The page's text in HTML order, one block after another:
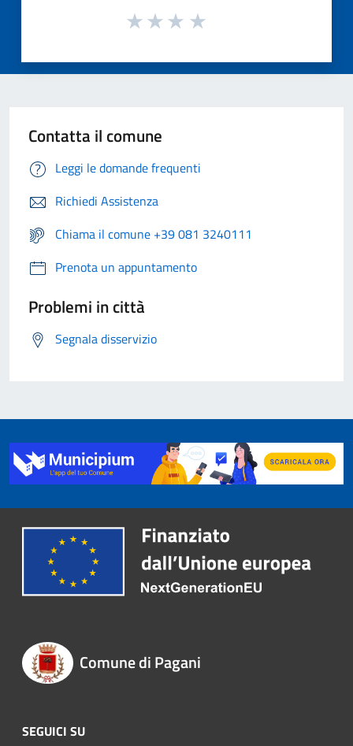
Contatta il comune
Leggi le domande frequenti
Richiedi Assistenza
Chiama il comune +39 081 3240111
Prenota un appuntamento
Problemi in città
Segnala disservizio
Comune di Pagani
SEGUICI SU